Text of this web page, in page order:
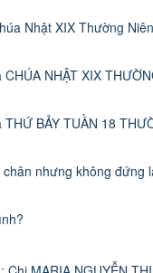
Nhật XIX Thường
CHÚA NHẬT XIX
THỨ BẢY TUẦN 18
nhưng không đứng